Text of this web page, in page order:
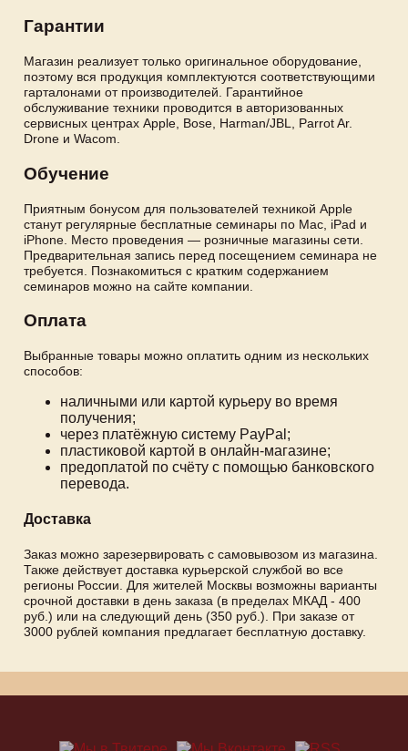
Гарантии
Магазин реализует только оригинальное оборудование,
поэтому вся продукция комплектуются соответствующими
гарталонами от производителей. Гарантийное
обслуживание техники проводится в авторизованных
сервисных центрах Apple, Bose, Harman/JBL, Parrot Ar.
Drone и Wacom.
Обучение
Приятным бонусом для пользователей техникой Apple
станут регулярные бесплатные семинары по Mac, iPad и
iPhone. Место проведения — розничные магазины сети.
Предварительная запись перед посещением семинара не
требуется. Познакомиться с кратким содержанием
семинаров можно на сайте компании.
Оплата
Выбранные товары можно оплатить одним из нескольких
способов:
наличными или картой курьеру во время
получения;
через платёжную систему PayPal;
пластиковой картой в онлайн-магазине;
предоплатой по счёту с помощью банковского
перевода.
Доставка
Заказ можно зарезервировать с самовывозом из магазина.
Также действует доставка курьерской службой во все
регионы России. Для жителей Москвы возможны варианты
срочной доставки в день заказа (в пределах МКАД - 400
руб.) или на следующий день (350 руб.). При заказе от
3000 рублей компания предлагает бесплатную доставку.